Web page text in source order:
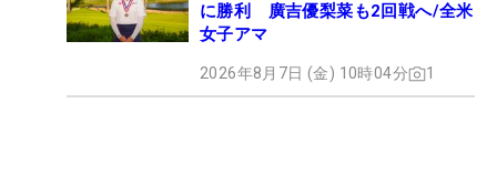
に勝利 廣吉優梨菜も2回戦へ/全米
女子アマ
2026年8月7日 (金) 10時04分 1